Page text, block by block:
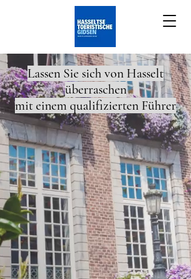
Lassen Sie sich von Hasselt
überraschen
mit einem qualifizierten Führer